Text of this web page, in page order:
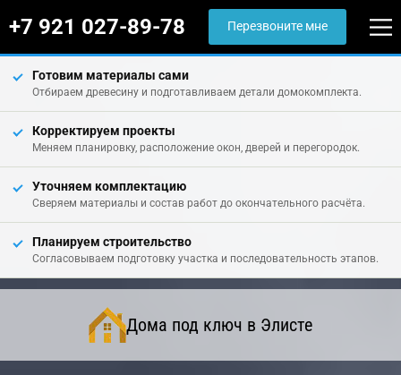
+7 921 027-89-78 Перезвоните мне
Готовим материалы сами
Отбираем древесину и подготавливаем детали домокомплекта.
Корректируем проекты
Меняем планировку, расположение окон, дверей и перегородок.
Уточняем комплектацию
Сверяем материалы и состав работ до окончательного расчёта.
Планируем строительство
Согласовываем подготовку участка и последовательность этапов.
Дома под ключ в Элисте